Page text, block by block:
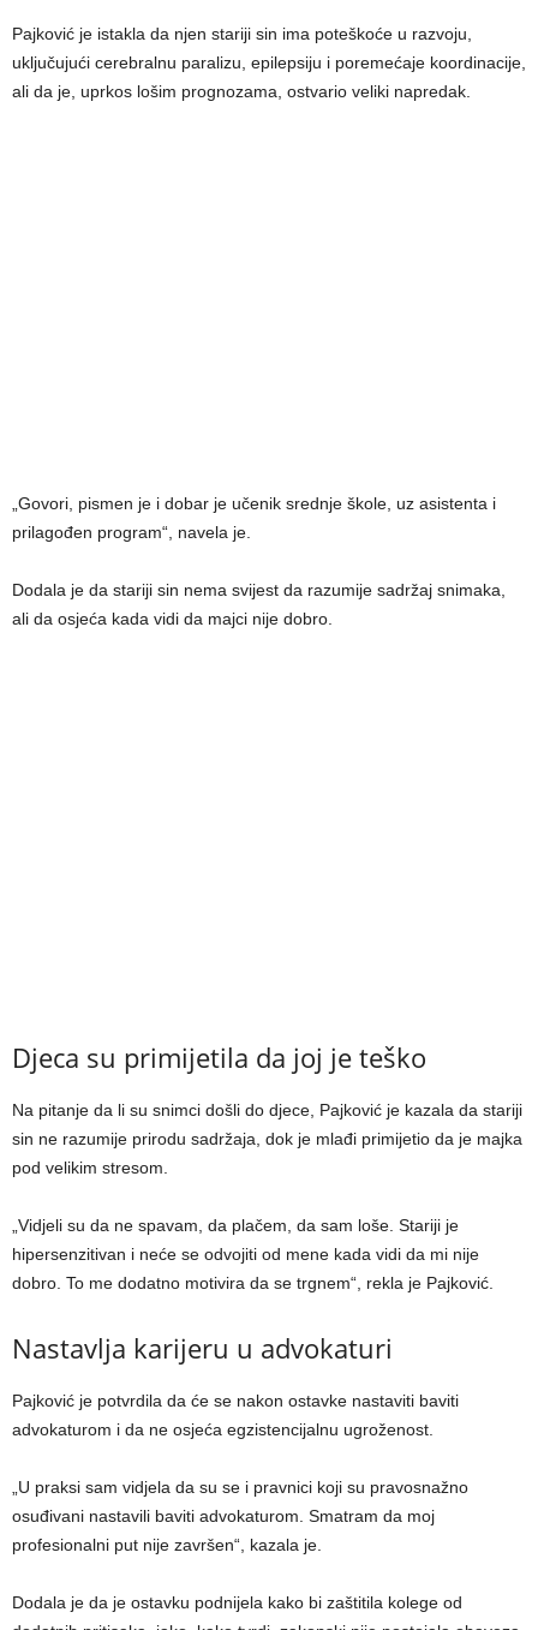
Pajković je istakla da njen stariji sin ima poteškoće u razvoju,
uključujući cerebralnu paralizu, epilepsiju i poremećaje koordinacije,
ali da je, uprkos lošim prognozama, ostvario veliki napredak.
„Govori, pismen je i dobar je učenik srednje škole, uz asistenta i
prilagođen program“, navela je.
Dodala je da stariji sin nema svijest da razumije sadržaj snimaka,
ali da osjeća kada vidi da majci nije dobro.
Djeca su primijetila da joj je teško
Na pitanje da li su snimci došli do djece, Pajković je kazala da stariji
sin ne razumije prirodu sadržaja, dok je mlađi primijetio da je majka
pod velikim stresom.
„Vidjeli su da ne spavam, da plačem, da sam loše. Stariji je
hipersenzitivan i neće se odvojiti od mene kada vidi da mi nije
dobro. To me dodatno motivira da se trgnem“, rekla je Pajković.
Nastavlja karijeru u advokaturi
Pajković je potvrdila da će se nakon ostavke nastaviti baviti
advokaturom i da ne osjeća egzistencijalnu ugroženost.
„U praksi sam vidjela da su se i pravnici koji su pravosnažno
osuđivani nastavili baviti advokaturom. Smatram da moj
profesionalni put nije završen“, kazala je.
Dodala je da je ostavku podnijela kako bi zaštitila kolege od